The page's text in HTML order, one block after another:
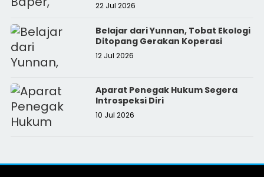
22 Jul 2026
Belajar dari Yunnan, Tobat Ekologi
Ditopang Gerakan Koperasi
12 Jul 2026
Aparat Penegak Hukum Segera
Introspeksi Diri
10 Jul 2026